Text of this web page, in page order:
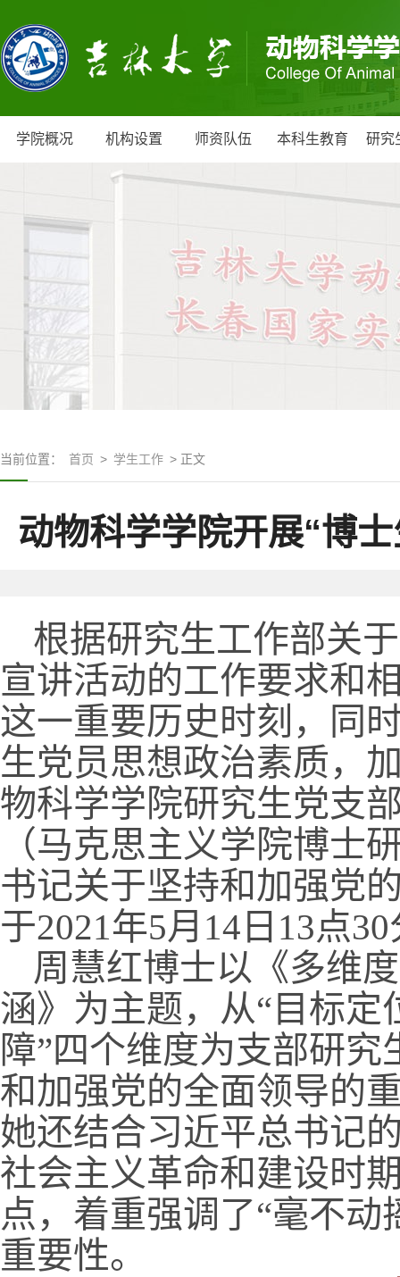
学院概况 机构设置 师资队伍 本科生教育 研究
当前位置： 首页 > 学生工作 > 正文
动物科学学院开展“博
根据研究生工作部关
宣讲活动的工作要求和
这一重要历史时刻，同
生党员思想政治素质，
物科学学院研究生党支
（马克思主义学院博士
书记关于坚持和加强党
于2021年5月14日13点
周慧红博士以《多维
涵》为主题，从“目标定
障”四个维度为支部研
和加强党的全面领导的
她还结合习近平总书记
社会主义革命和建设时
点，着重强调了“毫不
重要性。